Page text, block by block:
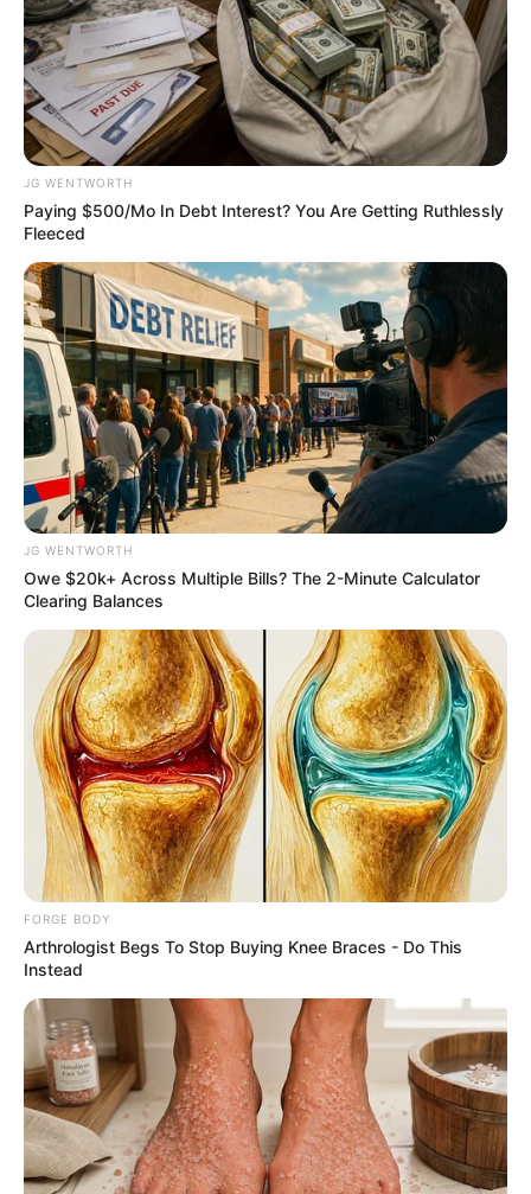
9. เสื้อผ้าที่คุณชื่นชอบ เป็นเสื้อผ้าแนวไหน
a.ชุดสูท
b.ชุดสีดำแบบลำลอง
c.กางเกงขายาวใส่สบายกับเสื้อฟรีสไตล์
d.เสื้อยืด กางเกงยีนส์
e.ชุดกำมะหยี่กรุยกราย
10. คุณชอบฟังเพลงประเภทไหน
a.คลาสสิค
b.เพลงรัก
c.อาร์แอนด์บี
d.เพลงป๊อบ
e.เวิร์ดมิวสิค
11. เวลาไปเที่ยว ทิวทัศน์แบบไหนที่คุณชื่นชอบ ไปกี่ทีก็
ไม่เบื่อ
a.ป่าไม้
b.สวนดอกไม้
ชายหาด
น้ำตก
e.นาข้าว
12. ดอกไม้ หรือต้นไม้ชนิดไหนที่คุณชื่นชอบเป็นพิเศษ
ต้นเฟิร์นและใบไม้
กุหลาบ
c. อะเซเลีย
d.ลิลลี่สีขาว
e.กล้วยไม้
น้ำหอม กลิ่นไหนใช่ตัวคุณมากที่สุด
ลองมาดูคำเฉลยกันครับ
JG WENTWORTH
Paying $500/Mo In Debt Interest? You Are Getting Ruthlessly
Fleeced
JG WENTWORTH
Owe $20k+ Across Multiple Bills? The 2-Minute Calculator
Clearing Balances
FORGE BODY
Arthrologist Begs To Stop Buying Knee Braces - Do This
Instead